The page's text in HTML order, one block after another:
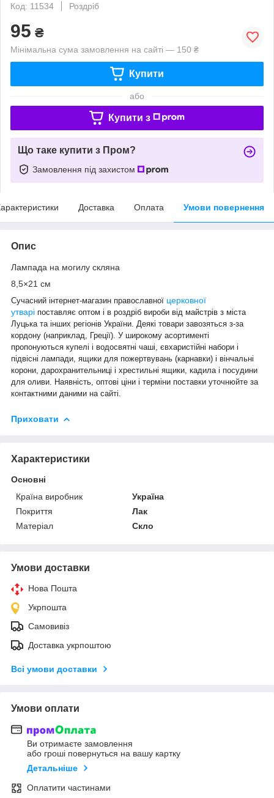
Код: 11534
Роздріб
95 ₴
Мінімальна сума замовлення на сайті — 150 ₴
Купити
або
Купити з
Що таке купити з Пром?
Замовлення під захистом
Доставка Оплата Умови повернення
Опис
Лампада на могилу скляна
8,5×21 см
Сучасний інтернет-магазин православної церковної
утварі поставляє оптом і в роздріб вироби від майстрів з міста
Луцька та інших регіонів України. Деякі товари завозяться з-за
кордону (наприклад, Греції). У широкому асортименті
пропонуються купелі і водосвятні чаші, євхаристійні набори і
підвісні лампади, ящики для пожертвувань (карнавки) і вінчальні
корони, дарохранительниці і хрестильні ящики, кадила і посудини
для оливи. Наявність, оптові ціни і терміни поставки уточнюйте за
контактними даними на сайті.
Приховати
Характеристики
Основні
Країна виробник
Україна
Покриття
Лак
Матеріал
Скло
Умови доставки
Нова Пошта
Укрпошта
Самовивіз
Доставка укрпоштою
Всі умови доставки
Умови оплати
Ви отримаєте замовлення
або гроші повернуться на вашу картку
Детальніше
Оплатити частинами